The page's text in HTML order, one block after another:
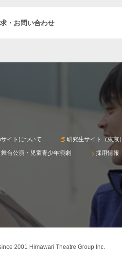
・お問い合わせ
サイトについて 研究生サイト（東京）
舞台公演・児童青少年演劇 採用情報
2001 Himawari Theatre Group Inc.